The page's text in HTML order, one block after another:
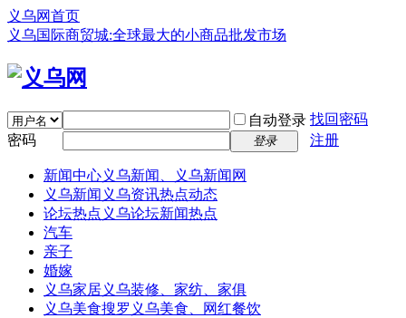
义乌网首页
义乌国际商贸城:全球最大的小商品批发市场
自动登录 找回密码
密码
登录 注册
新闻中心义乌新闻、义乌新闻网
义乌新闻 义乌资讯热点动态
论坛热点 义乌论坛新闻热点
汽车
亲子
婚嫁
义乌家居义乌装修、家纺、家俱
义乌美食搜罗义乌美食、网红餐饮